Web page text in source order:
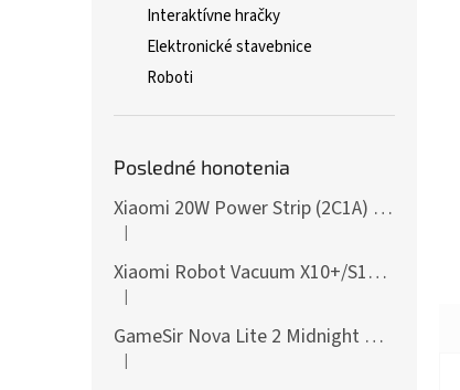
Interaktívne hračky
Elektronické stavebnice
Roboti
Posledné honotenia
Xiaomi 20W Power Strip (2C1A) EU
Hodnotenie produktu je 5 z 5 hviezdičiek.
|
Xiaomi Robot Vacuum X10+/S10+/X10/X20+ Side Brush
Hodnotenie produktu je 5 z 5 hviezdičiek.
|
GameSir Nova Lite 2 Midnight Gray
Hodnotenie produktu je 5 z 5 hviezdičiek.
|